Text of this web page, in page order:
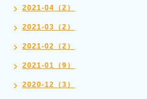
2021-04（2）
2021-03（2）
2021-02（2）
2021-01（9）
2020-12（3）